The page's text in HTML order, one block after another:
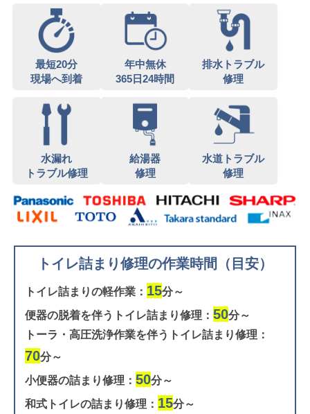
最短20分
現場へ到着
年中無休
365日24時間
排水トラブル
修理
水漏れ
トラブル修理
給湯器
修理
水道トラブル
修理
トイレ詰まり修理の作業時間（目安）
トイレ詰まりの軽作業： 15分～
便器の脱着を伴うトイレ詰まり修理： 50分～
トーラ・高圧洗浄作業を伴うトイレ詰まり修理：
70分～
小便器の詰まり修理： 50分～
和式トイレの詰まり修理： 15分～